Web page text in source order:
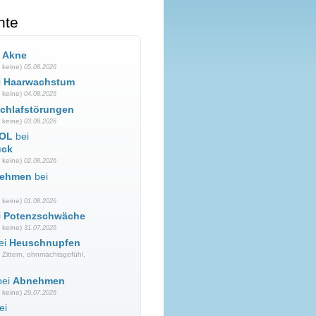
Akne
keine) 05.08.2026
Haarwachstum
keine) 04.08.2026
keine) 03.08.2026
bei
keine) 02.08.2026
bei
keine) 01.08.2026
Potenzschwäche
keine) 31.07.2026
Heuschnupfen
ohnmachtsgefühl,
Abnehmen
keine) 29.07.2026